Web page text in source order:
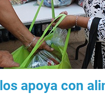
apoya con